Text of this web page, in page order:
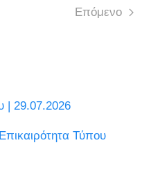
Επόμενο
Επικαιρότητα Τύπου